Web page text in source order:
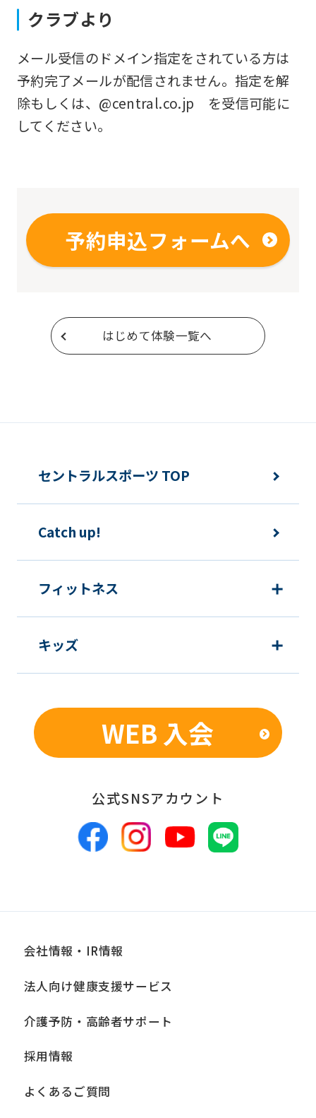
クラブより
メール受信のドメイン指定をされている方は
予約完了メールが配信されません。指定を解
除もしくは、@central.co.jp を受信可能に
してください。
予約申込フォームへ
はじめて体験一覧へ
service.
Automatic
セントラルスポーツ TOP
Catch up!
フィットネス
キッズ
WEB 入会
公式SNSアカウント
会社情報・IR情報
法人向け健康支援サービス
介護予防・高齢者サポート
採用情報
よくあるご質問